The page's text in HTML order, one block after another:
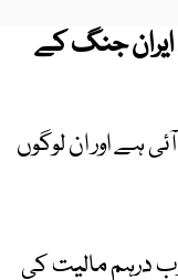
ایران جنگ کے
ہے اور ان لوگوں
ڈپارٹمنٹ کے اعداد و شمار کے مطابق پچھلے سال شہر میں 917 ارب درہم مالیت کی